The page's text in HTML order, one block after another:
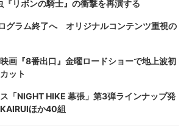
リボンの騎士』の衝撃を再演する
グラム終了へ オリジナルコンテンツ重視の
画『8番出口』金曜ロードショーで地上波初
ット
「NIGHT HIKE 幕張」第3弾ラインナップ発
ほか40組